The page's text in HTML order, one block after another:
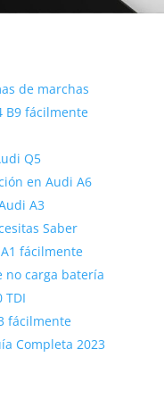
de marchas
fácilmente
Q5
en Audi A6
A3
Saber